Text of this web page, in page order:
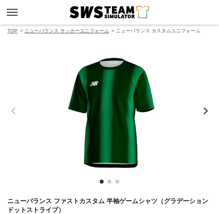
TOP ニューバランス サッカーユニフォーム ニューバランス カスタムユニフォーム
ニューバランス ファストカスタム 半袖ゲームシャツ（グラデーション
ドットストライプ）